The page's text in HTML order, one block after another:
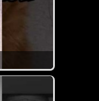
dann wären das